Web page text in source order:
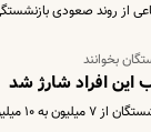
از روند صعودی
بخوانند
این افراد شارژ شد
پیدا خواهد کرد.